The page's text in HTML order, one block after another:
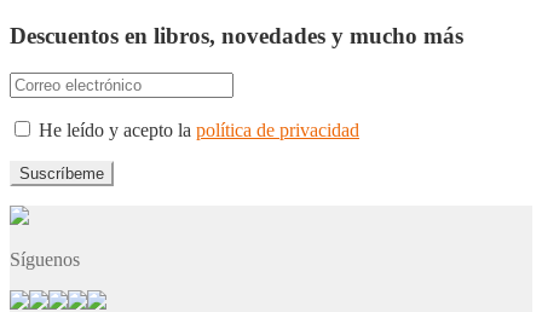
Descuentos en libros, novedades y mucho más
He leído y acepto la política de privacidad
Síguenos